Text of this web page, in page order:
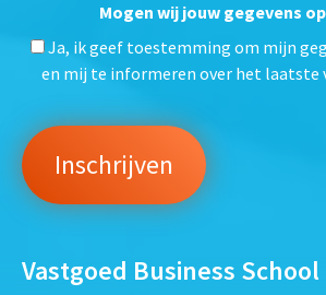
Mogen wij jouw gegevens
Ja, ik geef toestemming om mijn
en mij te informeren over het laatste
Vastgoed Business School